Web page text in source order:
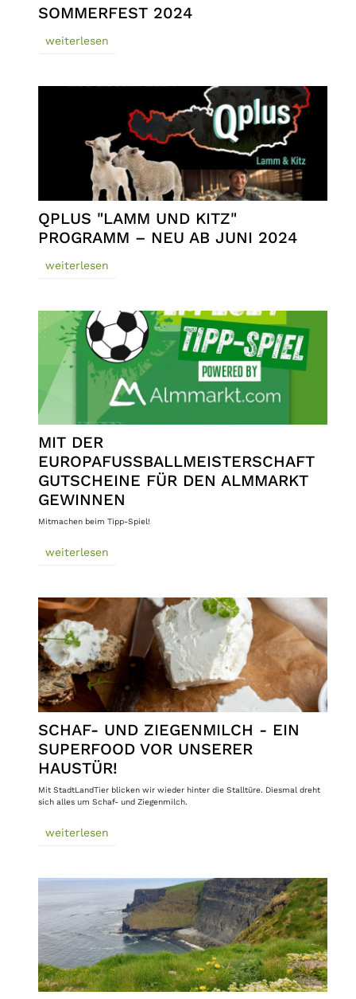
SOMMERFEST 2024
weiterlesen
QPLUS "LAMM UND KITZ"
PROGRAMM – NEU AB JUNI 2024
weiterlesen
MIT DER
EUROPAFUSSBALLMEISTERSCHAFT G
UTSCHEINE FÜR DEN ALMMARKT G
EWINNEN
Mitmachen beim Tipp-Spiel!
weiterlesen
SCHAF- UND ZIEGENMILCH - EIN
SUPERFOOD VOR UNSERER
HAUSTÜR!
Mit StadtLandTier blicken wir wieder hinter die Stalltüre. Diesmal dreht
sich alles um Schaf- und Ziegenmilch.
weiterlesen